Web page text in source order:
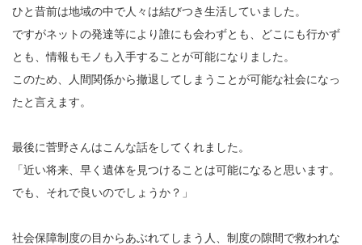
ひと昔前は地域の中で人々は結びつき生活していました。
ですがネットの発達等により誰にも会わずとも、どこにも行かず
とも、情報もモノも入手することが可能になりました。
このため、人間関係から撤退してしまうことが可能な社会になっ
たと言えます。
最後に菅野さんはこんな話をしてくれました。
「近い将来、早く遺体を見つけることは可能になると思います。
でも、それで良いのでしょうか？」
社会保障制度の目からあぶれてしまう人、制度の隙間で救われな